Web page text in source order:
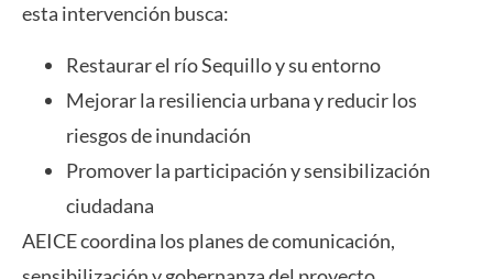
esta intervención busca:
Restaurar el río Sequillo y su entorno
Mejorar la resiliencia urbana y reducir los
riesgos de inundación
Promover la participación y sensibilización
ciudadana
AEICE coordina los planes de comunicación,